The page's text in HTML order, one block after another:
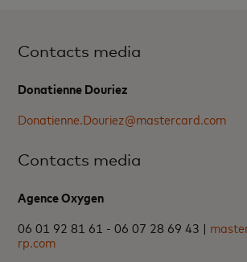
Contacts media
Donatienne Douriez
Donatienne.Douriez@mastercard.com
Contacts media
Agence Oxygen
06 01 92 81 61 - 06 07 28 69 43 |
rp.com